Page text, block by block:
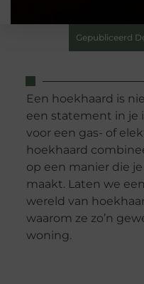
Gepubliceerd
Een hoekhaard is
een statement in je
voor een gas- of
hoekhaard
op een manier die
maakt. Laten we
wereld van
waarom ze zo’n
woning.